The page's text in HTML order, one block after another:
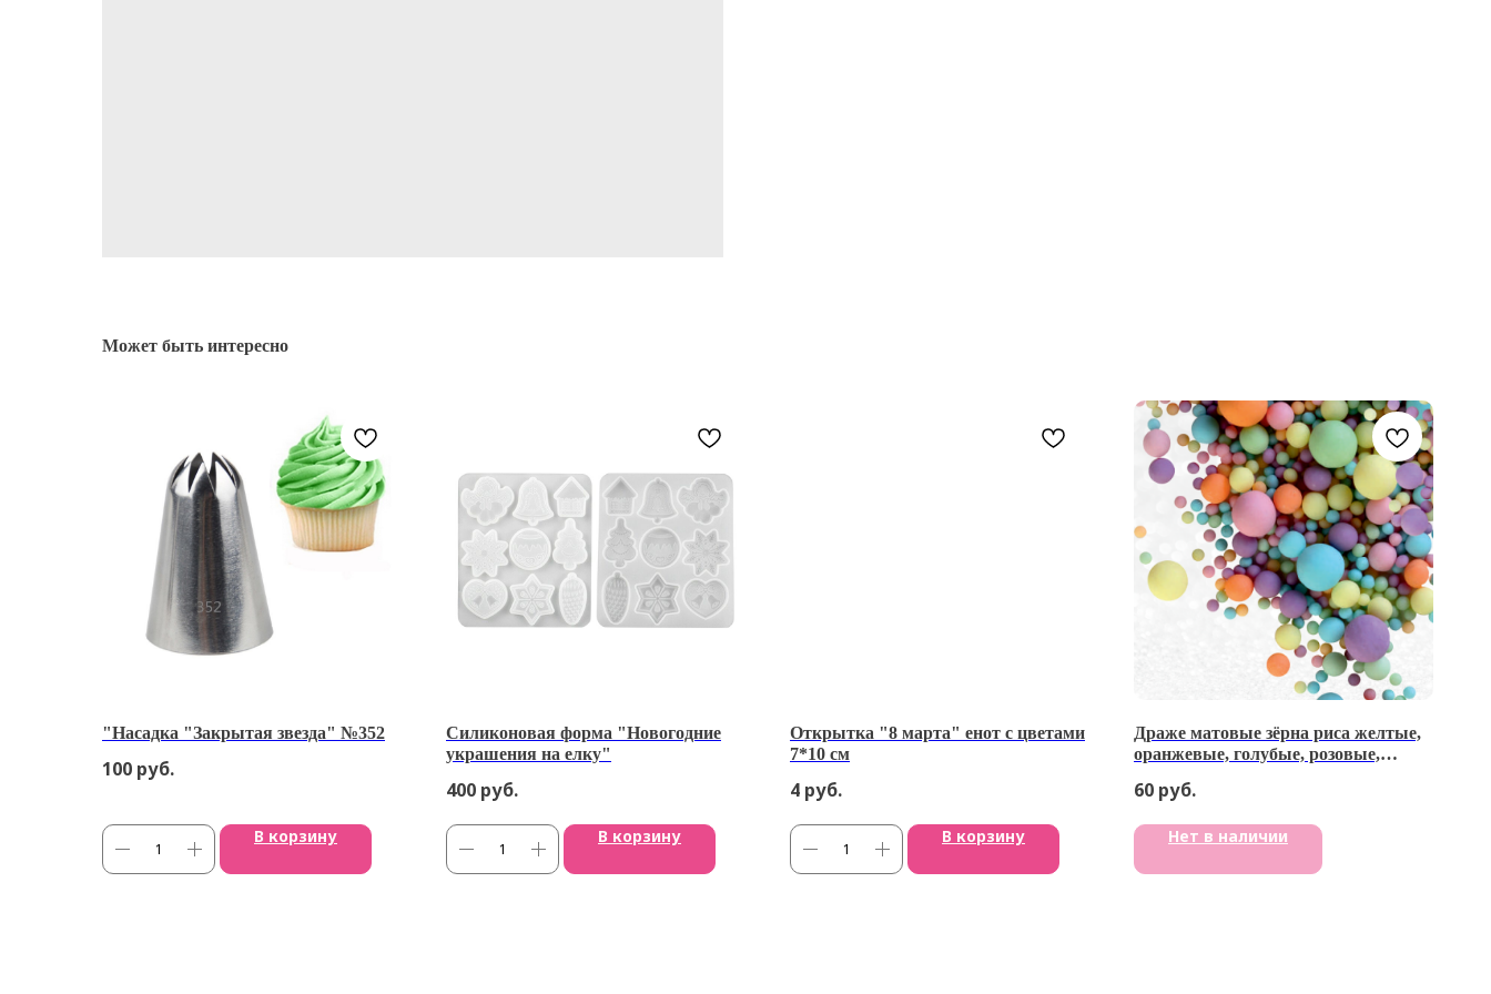
Может быть интересно
"Насадка "Закрытая звезда" №352
100 руб.
В корзину
Силиконовая форма "Новогодние
украшения на елку"
400 руб.
В корзину
Открытка "8 марта" енот с цветами
7*10 см
4 руб.
В корзину
Драже матовые зёрна риса желтые,
оранжевые, голубые, розовые,
60 руб.
Нет в наличии